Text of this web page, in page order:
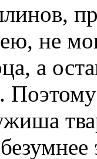
не
а